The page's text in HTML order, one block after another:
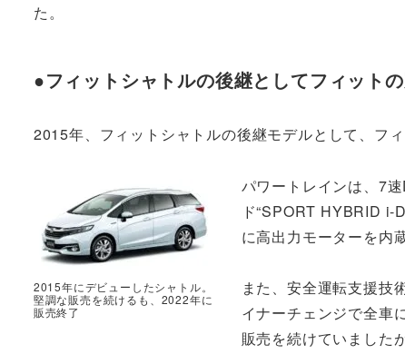
た。
●フィットシャトルの後継としてフィット
2015年、フィットシャトルの後継モデルとして、フ
2015年にデビューしたシャトル。
堅調な販売を続けるも、2022年に
販売終了
パワートレインは、7
ド“SPORT HYBRID i-
に高出力モーターを内
また、安全運転支援技
イナーチェンジで全車
販売を続けていました